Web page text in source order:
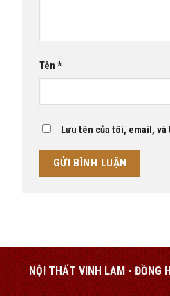
Tên *
Lưu tên của tôi, email,
NỘI THẤT VINH LAM - ĐỒNG